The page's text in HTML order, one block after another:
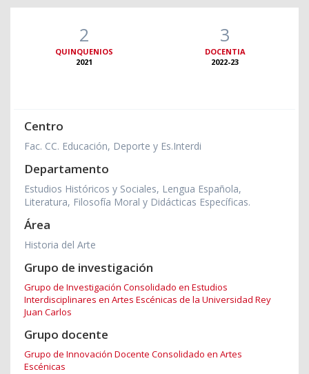
2
QUINQUENIOS
2021
3
DOCENTIA
2022-23
Centro
Fac. CC. Educación, Deporte y Es.Interdi
Departamento
Estudios Históricos y Sociales, Lengua Española,
Literatura, Filosofía Moral y Didácticas Específicas.
Área
Historia del Arte
Grupo de investigación
Grupo de Investigación Consolidado en Estudios
Interdisciplinares en Artes Escénicas de la Universidad Rey
Juan Carlos
Grupo docente
Grupo de Innovación Docente Consolidado en Artes
Escénicas